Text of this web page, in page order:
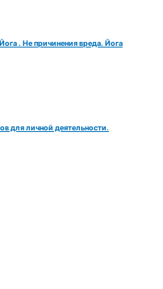
. Не причинения вреда. Йога
для личной деятельности.